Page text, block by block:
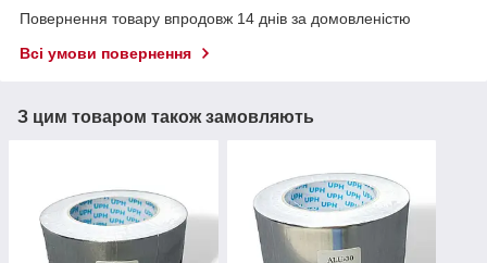
Повернення товару впродовж 14 днів за домовленістю
Всі умови повернення
З цим товаром також замовляють